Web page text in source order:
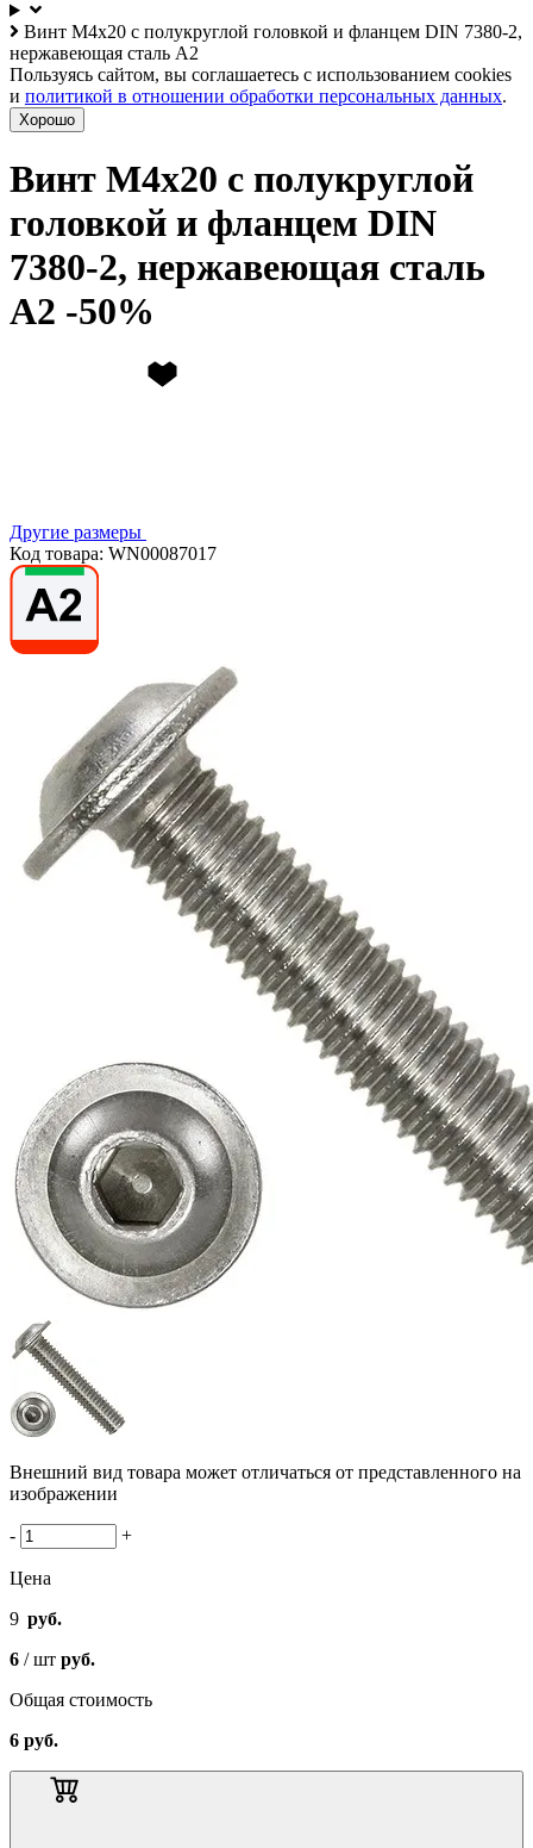
Винт М4х20 с полукруглой головкой и фланцем DIN 7380-2,
нержавеющая сталь А2
Пользуясь сайтом, вы соглашаетесь с использованием cookies
и политикой в отношении обработки персональных данных.
Хорошо
Винт М4х20 с полукруглой
головкой и фланцем DIN
7380-2, нержавеющая сталь
А2
Другие размеры
Код товара: WN00087017
Внешний вид товара может отличаться от представленного на
изображении
- +
Цена
9 руб.
6 / шт руб.
Общая стоимость
6 руб.